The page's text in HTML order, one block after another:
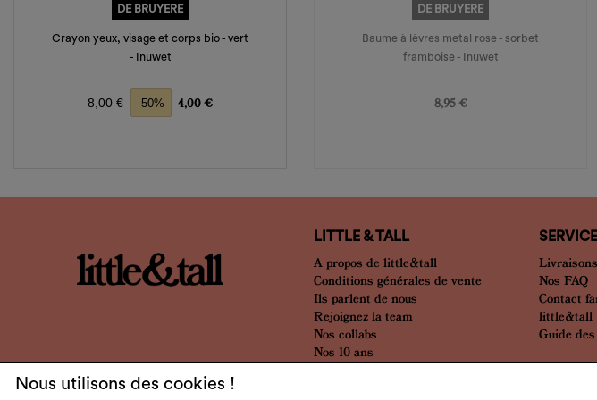
DE BRUYERE
Crayon yeux, visage et corps bio - vert
- Inuwet
Prix de base
8,00 € -50% 4,00 €
DE BRUYERE
Baume à lèvres metal rose - sorbet
framboise - Inuwet
8,95 €
LITTLE & TALL
A propos de little&tall
Conditions générales de vente
Ils parlent de nous
Rejoignez la team
Nos collabs
Nos 10 ans
Nos FAQ
Contact
little&tall
Guide
Nous utilisons des cookies !